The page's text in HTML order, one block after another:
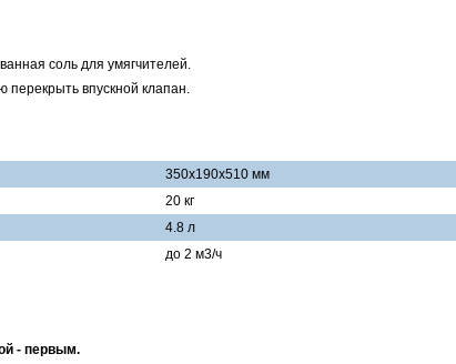
соль для умягчителей.
перекрыть впускной клапан.
350x190x510 мм
20 кг
4.8 л
до 2 м3/ч
- первым.